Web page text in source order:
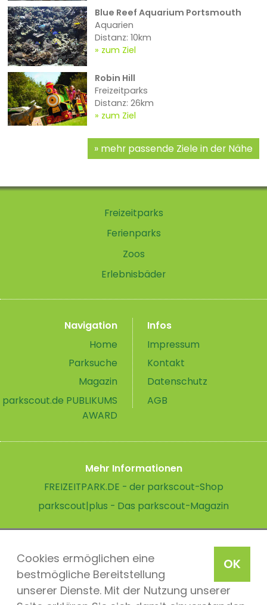
OK
Cookies ermöglichen eine
bestmögliche Bereitstellung
unserer Dienste. Mit der Nutzung unserer
Blue Reef Aquarium Portsmouth
Aquarien
Distanz: 10km
zum Ziel
Robin Hill
Freizeitparks
Distanz: 26km
zum Ziel
mehr passende Ziele in der Nähe
Freizeitparks
Ferienparks
Zoos
Erlebnisbäder
Navigation
Home
Parksuche
Magazin
parkscout.de PUBLIKUMS
AWARD
Infos
Impressum
Kontakt
Datenschutz
AGB
Mehr Informationen
FREIZEITPARK.DE - der parkscout-Shop
parkscout|plus - Das parkscout-Magazin